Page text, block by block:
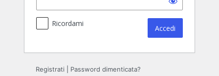
Ricordami
Registrati Password dimenticata?